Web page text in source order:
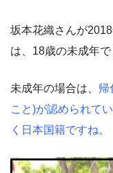
坂本花織さんが
は、18歳の未成年で
未成年の場合は、 帰
こと)が認められて
く日本国籍ですね。